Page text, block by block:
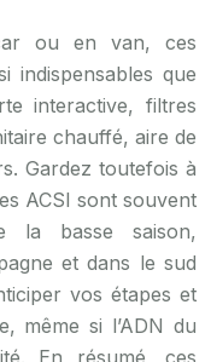
ou en van, ces
indispensables que
interactive, filtres
chauffé, aire de
Gardez toutefois à
ACSI sont souvent
la basse saison,
et dans le sud
vos étapes et
même si l’ADN du
En résumé, ces